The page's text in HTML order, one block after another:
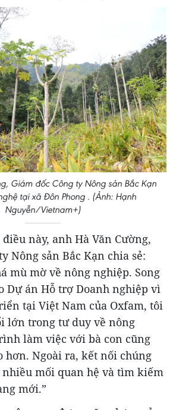
Giám đốc Công ty Nông sản Bắc Kạn
tại xã Đôn Phong . (Ảnh: Hạnh
Nguyễn/Vietnam+)
này, anh Hà Văn Cường,
Nông sản Bắc Kạn chia sẻ:
mù mờ về nông nghiệp. Song
Dự án Hỗ trợ Doanh nghiệp vì
tại Việt Nam của Oxfam, tôi
lớn trong tư duy về nông
làm việc với bà con cũng
hơn. Ngoài ra, kết nối chúng
mối quan hệ và tìm kiếm
mới.”